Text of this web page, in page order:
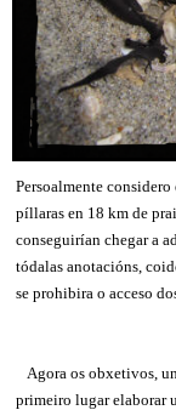
Persoalmente
píllaras en 18 km de
conseguirían chegar a
tódalas anotacións,
se prohibira o acceso
Agora os obxetivos,
primeiro lugar elaborar